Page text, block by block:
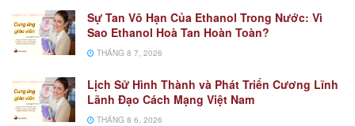
Sự Tan Vô Hạn Của Ethanol Trong Nước: Vì
Sao Ethanol Hoà Tan Hoàn Toàn?
THÁNG 8 7, 2026
Lịch Sử Hình Thành và Phát Triển Cương Lĩnh
Lãnh Đạo Cách Mạng Việt Nam
THÁNG 8 6, 2026